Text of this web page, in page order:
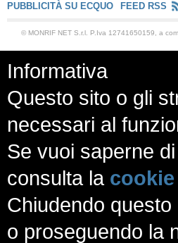
PUBBLICITÀ SU ECQUO FEED RSS
© MONRIF NET S.r.l. P.Iva 12741650159, a
Informativa
Questo sito o gli
necessari al
Se vuoi saperne
consulta la
Chiudendo
o proseguendo la